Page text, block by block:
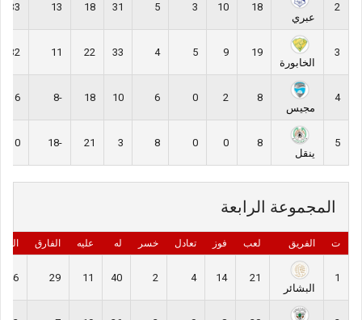
2
عبري
18
10
3
5
31
18
13
33
3
الخابورة
19
9
5
4
33
22
11
32
4
مجيس
8
2
0
6
10
18
-8
6
5
ينقل
8
0
0
8
3
21
-18
0
المجموعة الرابعة
ت الفريق لعب فوز تعادل خسر له عليه الفارق
1
البشائر
21
14
4
2
40
11
29
46